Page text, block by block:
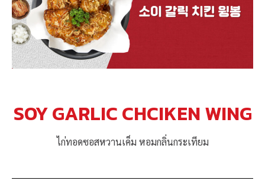
SOY GARLIC CHCIKEN WING
ไก่ทอดซอสหวานเค็ม หอมกลิ่นกระเทียม